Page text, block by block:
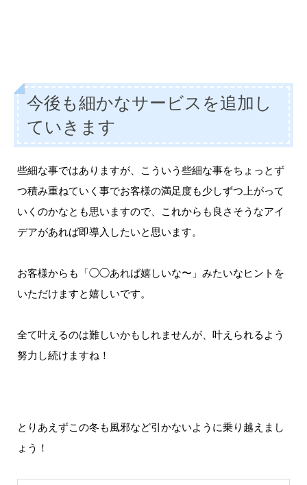
今後も細かなサービスを追加し
ていきます
些細な事ではありますが、こういう些細な事をちょっとず
つ積み重ねていく事でお客様の満足度も少しずつ上がって
いくのかなとも思いますので、これからも良さそうなアイ
デアがあれば即導入したいと思います。
お客様からも「◯◯あれば嬉しいな〜」みたいなヒントを
いただけますと嬉しいです。
全て叶えるのは難しいかもしれませんが、叶えられるよう
努力し続けますね！
とりあえずこの冬も風邪など引かないように乗り越えまし
ょう！